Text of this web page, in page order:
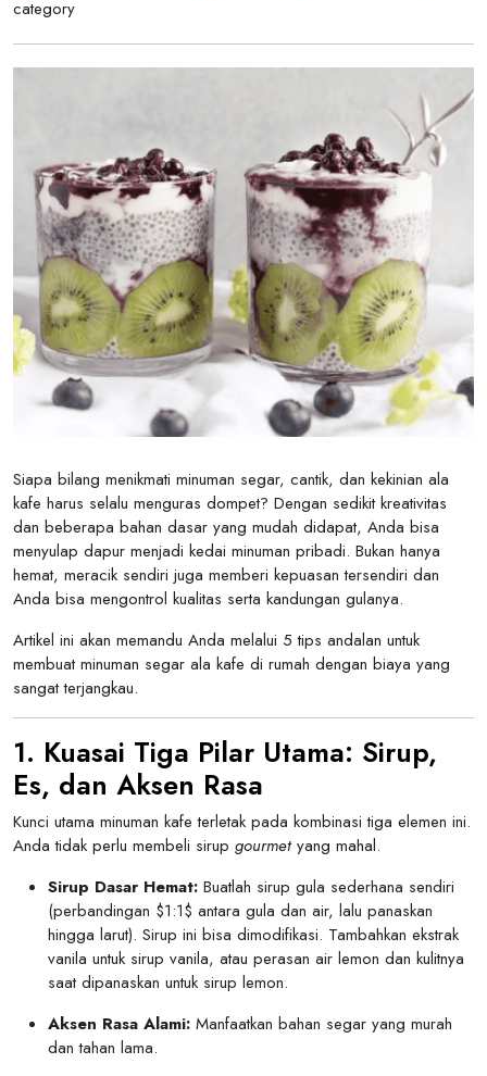
category
Siapa bilang menikmati minuman segar, cantik, dan kekinian ala
kafe harus selalu menguras dompet? Dengan sedikit kreativitas
dan beberapa bahan dasar yang mudah didapat, Anda bisa
menyulap dapur menjadi kedai minuman pribadi. Bukan hanya
hemat, meracik sendiri juga memberi kepuasan tersendiri dan
Anda bisa mengontrol kualitas serta kandungan gulanya.
Artikel ini akan memandu Anda melalui 5 tips andalan untuk
membuat minuman segar ala kafe di rumah dengan biaya yang
sangat terjangkau.
1. Kuasai Tiga Pilar Utama: Sirup,
Es, dan Aksen Rasa
Kunci utama minuman kafe terletak pada kombinasi tiga elemen ini.
Anda tidak perlu membeli sirup gourmetyang mahal.
Sirup Dasar Hemat: Buatlah sirup gula sederhana sendiri
(perbandingan $1:1$ antara gula dan air, lalu panaskan
hingga larut). Sirup ini bisa dimodifikasi. Tambahkan ekstrak
vanila untuk sirup vanila, atau perasan air lemon dan kulitnya
saat dipanaskan untuk sirup lemon.
Aksen Rasa Alami: Manfaatkan bahan segar yang murah
dan tahan lama.